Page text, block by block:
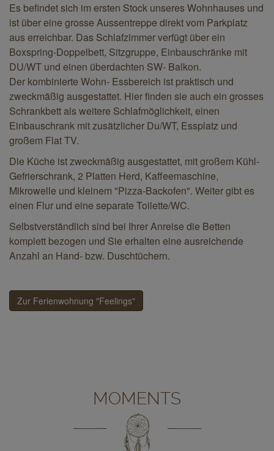
Es befindet sich im ersten Stock unseres Wohnhauses und
ist über eine grosse Aussentreppe direkt vom Parkplatz
aus erreichbar. Das Schlafzimmer verfügt über ein
Boxspring-Doppelbett, Sitzgruppe, Einbauschränke mit
DU/WT und einen überdachten SW- Balkon.
Der kombinierte Wohn- Essbereich ist praktisch und
zweckmäßig ausgestattet. Hier finden sie auch ein grosses
Schrankbett als weitere Schlafmöglichkeit, einen
Einbauschrank mit zusätzlicher Du/WT, Essplatz und
großem Flat TV.
Die Küche ist zweckmäßig ausgestattet, mit großem Kühl-
Gefrierschrank, 2 Platten Herd, Kaffeemaschine,
Mikrowelle und kleinem "Pizza-Backofen". Weiter gibt es
einen Flur und eine separate Toilette/WC.
Selbstverständlich sind bei Ihrer Anreise die Betten
komplett bezogen und Sie erhalten eine ausreichende
Anzahl an Hand- bzw. Duschtüchern.
Zur Ferienwohnung "Feelings"
MOMENTS